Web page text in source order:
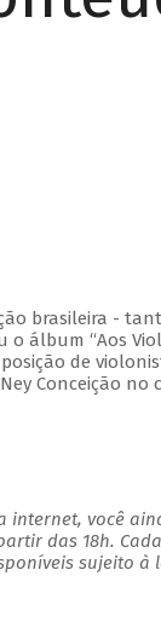
brasileira -
álbum “Aos
de
Conceição no
internet, você
das 18h.
sujeito à